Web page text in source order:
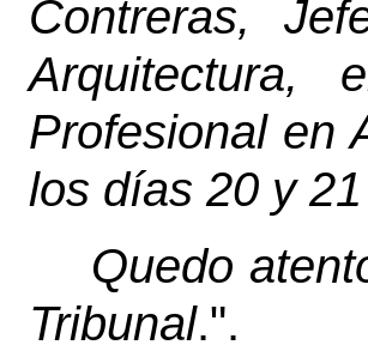
Contreras,
Arquitectura,
Profesional en
los días 20 y
Quedo
Tribunal.".